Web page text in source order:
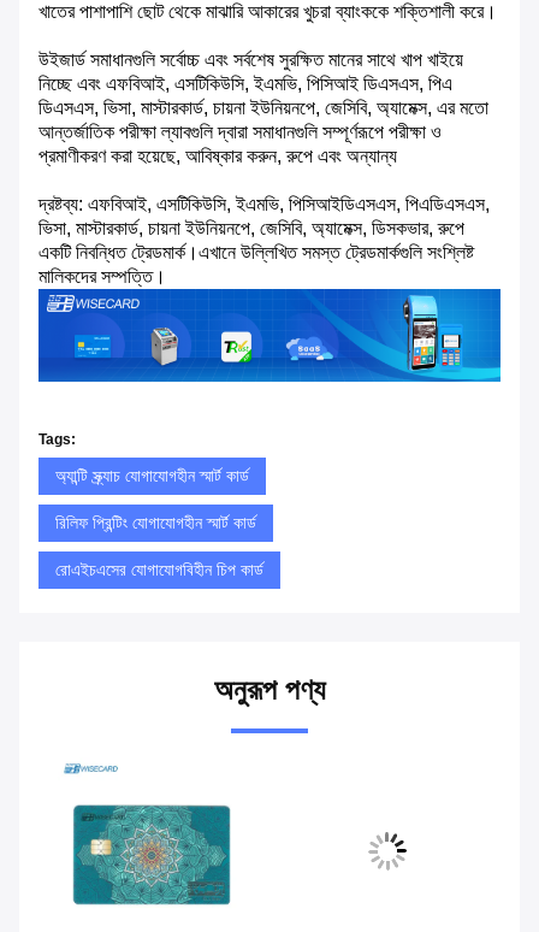
খাতের পাশাপাশি ছোট থেকে মাঝারি আকারের খুচরা ব্যাংককে শক্তিশালী করে।
উইজার্ড সমাধানগুলি সর্বোচ্চ এবং সর্বশেষ সুরক্ষিত মানের সাথে খাপ খাইয়ে
নিচ্ছে এবং এফবিআই, এসটিকিউসি, ইএমভি, পিসিআই ডিএসএস, পিএ
ডিএসএস, ভিসা, মাস্টারকার্ড, চায়না ইউনিয়নপে, জেসিবি, অ্যামেক্স, এর মতো
আন্তর্জাতিক পরীক্ষা ল্যাবগুলি দ্বারা সমাধানগুলি সম্পূর্ণরূপে পরীক্ষা ও
প্রমাণীকরণ করা হয়েছে, আবিষ্কার করুন, রুপে এবং অন্যান্য
দ্রষ্টব্য: এফবিআই, এসটিকিউসি, ইএমভি, পিসিআইডিএসএস, পিএডিএসএস,
ভিসা, মাস্টারকার্ড, চায়না ইউনিয়নপে, জেসিবি, অ্যামেক্স, ডিসকভার, রুপে
একটি নিবন্ধিত ট্রেডমার্ক।এখানে উল্লিখিত সমস্ত ট্রেডমার্কগুলি সংশ্লিষ্ট
মালিকদের সম্পত্তি।
Tags:
অ্যান্টি স্ক্র্যাচ যোগাযোগহীন স্মার্ট কার্ড
রিলিফ প্রিন্টিং যোগাযোগহীন স্মার্ট কার্ড
রোএইচএসের যোগাযোগবিহীন চিপ কার্ড
অনুরূপ পণ্য